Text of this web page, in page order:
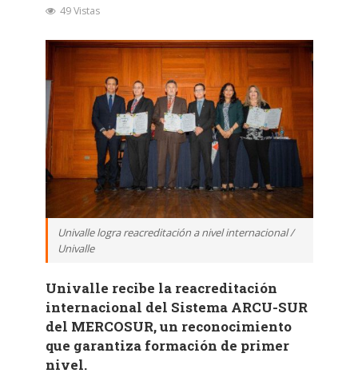
49 Vistas
Univalle logra reacreditación a nivel internacional /
Univalle
Univalle recibe la reacreditación
internacional del Sistema ARCU-SUR
del MERCOSUR, un reconocimiento
que garantiza formación de primer
nivel.